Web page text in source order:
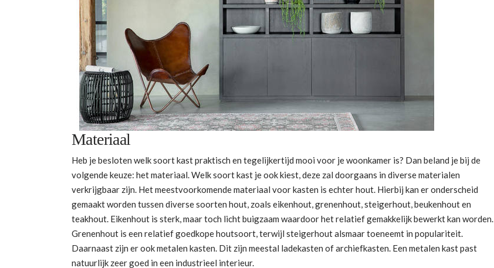
Materiaal
Heb je besloten welk soort kast praktisch en tegelijkertijd mooi voor je woonkamer is? Dan beland je bij de
volgende keuze: het materiaal. Welk soort kast je ook kiest, deze zal doorgaans in diverse materialen
verkrijgbaar zijn. Het meestvoorkomende materiaal voor kasten is echter hout. Hierbij kan er onderscheid
gemaakt worden tussen diverse soorten hout, zoals eikenhout, grenenhout, steigerhout, beukenhout en
teakhout. Eikenhout is sterk, maar toch licht buigzaam waardoor het relatief gemakkelijk bewerkt kan worden.
Grenenhout is een relatief goedkope houtsoort, terwijl steigerhout alsmaar toeneemt in populariteit.
Daarnaast zijn er ook metalen kasten. Dit zijn meestal ladekasten of archiefkasten. Een metalen kast past
natuurlijk zeer goed in een industrieel interieur.